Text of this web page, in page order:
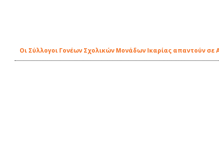
Οι Σύλλογοι Γονέων Σχολικών Μονάδων Ικαρίας απαντούν